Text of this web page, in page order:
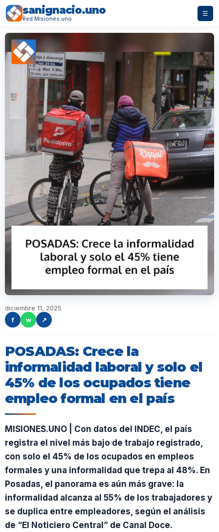
sanignacio.uno
Red Misiones.uno
☰
diciembre 11, 2025
f
w ↗
POSADAS: Crece la
informalidad laboral y solo el
45% de los ocupados tiene
empleo formal en el país
MISIONES.UNO | Con datos del INDEC, el país
registra el nivel más bajo de trabajo registrado,
con solo el 45% de los ocupados en empleos
formales y una informalidad que trepa al 48%. En
Posadas, el panorama es aún más grave: la
informalidad alcanza al 55% de los trabajadores y
se duplica entre empleadores, según el análisis
de “El Noticiero Central” de Canal Doce.